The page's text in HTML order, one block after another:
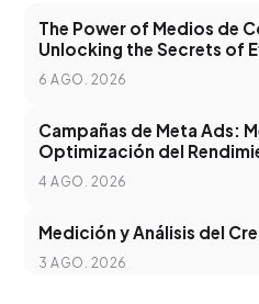
The Power of Medios de
Unlocking the Secrets of
Communication in the
6 AGO. 2026
Campañas de Meta Ads:
Optimización del
4 AGO. 2026
Medición y Análisis del
3 AGO. 2026